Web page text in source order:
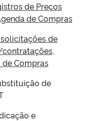
de Preços
de Compras
de
Compras
de
e